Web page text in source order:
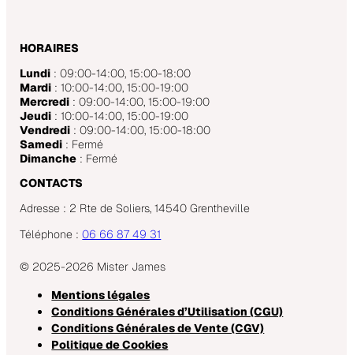
HORAIRES
Lundi : 09:00-14:00, 15:00-18:00
Mardi : 10:00-14:00, 15:00-19:00
Mercredi : 09:00-14:00, 15:00-19:00
Jeudi : 10:00-14:00, 15:00-19:00
Vendredi : 09:00-14:00, 15:00-18:00
Samedi : Fermé
Dimanche : Fermé
CONTACTS
Adresse : 2 Rte de Soliers, 14540 Grentheville
Téléphone :06 66 87 49 31
© 2025-2026 Mister James
Mentions légales
Conditions Générales d’Utilisation (CGU)
Conditions Générales de Vente (CGV)
Politique de Cookies